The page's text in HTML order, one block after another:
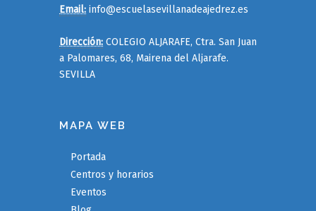
Email: info@escuelasevillanadeajedrez.es
Dirección: COLEGIO ALJARAFE, Ctra. San Juan
a Palomares, 68, Mairena del Aljarafe.
SEVILLA
MAPA WEB
Portada
Centros y horarios
Eventos